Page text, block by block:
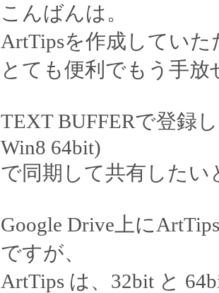
こんばんは。
ArtTipsを作成してい
とても便利でもう手放
TEXT BUFFERで登録
Win8 64bit)
で同期して共有したい
Google Drive上に
ですが、
ArtTips は、32bit と